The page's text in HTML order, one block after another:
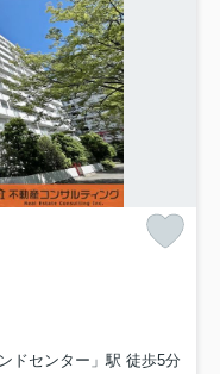
ドセンター」駅 徒歩5分